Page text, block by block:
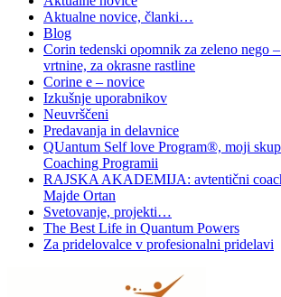
Aktualne novice, članki…
Blog
Corin tedenski opomnik za zeleno nego
vrtnine, za okrasne rastline
Corine e – novice
Izkušnje uporabnikov
Neuvrščeni
Predavanja in delavnice
QUantum Self love Program®, moji
Coaching Programii
RAJSKA AKADEMIJA: avtentični
Majde Ortan
Svetovanje, projekti…
The Best Life in Quantum Powers
Za pridelovalce v profesionalni pridelavi